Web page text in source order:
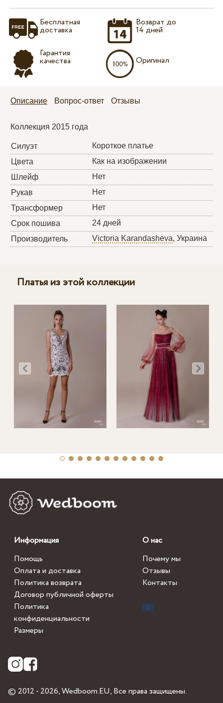
Бесплатная
доставка
Гарантия
качества
Возврат до
14 дней
Оригинал
Описание Вопрос-ответ Отзывы
Коллекция 2015 года
Силуэт
Короткое платье
Цвета
Как на изображении
Шлейф
Нет
Рукав
Нет
Трансформер
Нет
Срок пошива
24 дней
Производитель
Victoria Karandasheva, Украина
Платья из этой коллекции
Информация
Помощь
Оплата и доставка
Политика возврата
Договор публичной оферты
Политика
конфиденциальности
Размеры
О нас
Почему мы
Отзывы
Контакты
© 2012 - 2026,Wedboom.EU, Все права защищены.